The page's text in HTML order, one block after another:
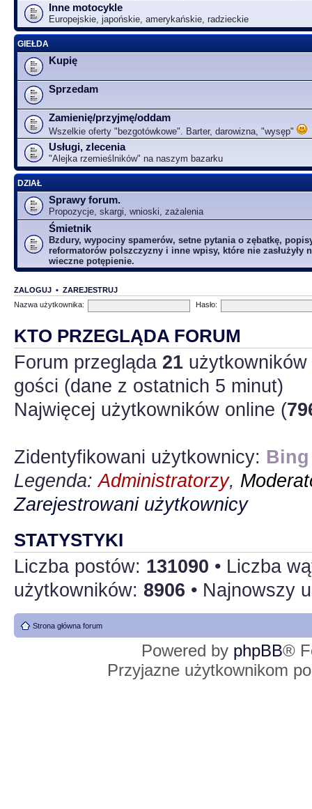
Inne motocykle
Europejskie, japońskie, amerykańskie, radzieckie
GIEŁDA
Kupię
Sprzedam
Zamienię/przyjmę/oddam
Wszelkie oferty "bezgotówkowe". Barter, darowizna, "wysęp"
Usługi, zlecenia
"Alejka rzemieślników" na naszym bazarku
DZIAŁ
Sprawy forum.
Propozycje, skargi, wnioski, zażalenia
Śmietnik
Bzdury, wypociny spamerów, setne pytania o zębatkę,
reformatorów polszczyzny i inne wpisy, które nie zasłużyły
wieczne potępienie.
ZALOGUJ • ZAREJESTRUJ
Nazwa użytkownika:
Hasło:
KTO PRZEGLĄDA FORUM
Forum przegląda 21
gości (dane z ostatnich 5 minut)
Najwięcej użytkowników online (
Zidentyfikowani użytkownicy:
Legenda:Administratorzy,
Zarejestrowani użytkownicy
STATYSTYKI
Liczba postów: 131090 • Liczba
użytkowników: 8906 • Najnowszy
Strona główna forum
Powered by phpBB®
Przyjazne użytkownikom